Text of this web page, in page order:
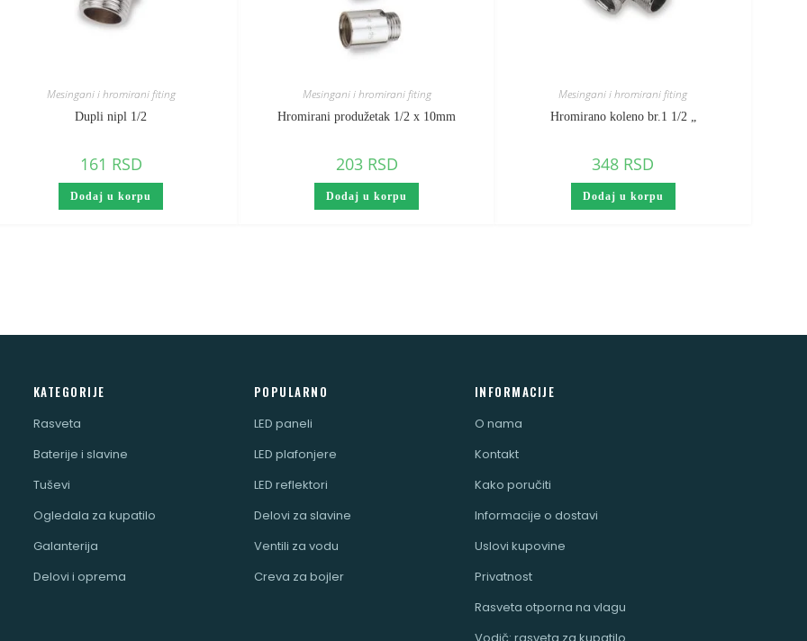
Mesingani i hromirani fiting
Dupli nipl 1/2
161 RSD
Dodaj u korpu
Mesingani i hromirani fiting
Hromirani produžetak 1/2 x 10mm
203 RSD
Dodaj u korpu
Mesingani i hromirani fiting
Hromirano koleno br.1 1/2 „
348 RSD
Dodaj u korpu
KATEGORIJE
Rasveta
Baterije i slavine
Tuševi
Ogledala za kupatilo
Galanterija
Delovi i oprema
POPULARNO
LED paneli
LED plafonjere
LED reflektori
Delovi za slavine
Ventili za vodu
Creva za bojler
INFORMACIJE
O nama
Kontakt
Kako poručiti
Informacije o dostavi
Uslovi kupovine
Privatnost
Rasveta otporna na vlagu
Vodič: rasveta za kupatilo